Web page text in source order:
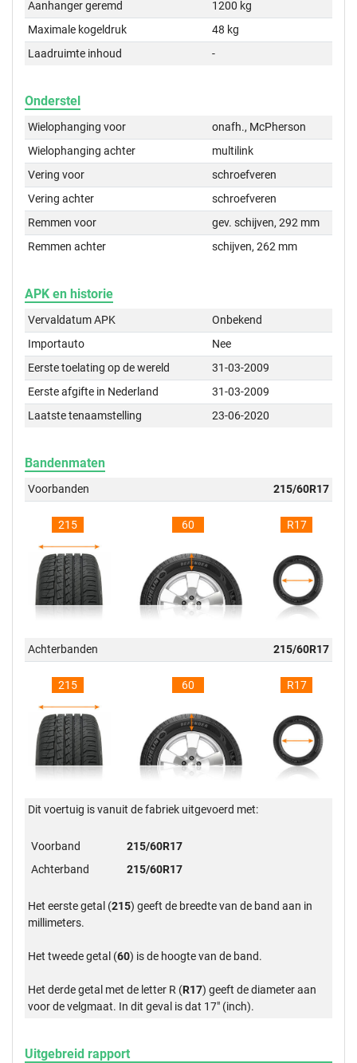
Aanhanger geremd
1200 kg
Maximale kogeldruk
48 kg
Laadruimte inhoud
-
Onderstel
Wielophanging voor
onafh., McPherson
Wielophanging achter
multilink
Vering voor
schroefveren
Vering achter
schroefveren
Remmen voor
gev. schijven, 292 mm
Remmen achter
schijven, 262 mm
APK en historie
Vervaldatum APK
Onbekend
Importauto
Nee
Eerste toelating op de wereld
31-03-2009
Eerste afgifte in Nederland
31-03-2009
Laatste tenaamstelling
23-06-2020
Bandenmaten
Voorbanden 215/60R17
215 60 R17
Achterbanden 215/60R17
215 60 R17
Dit voertuig is vanuit de fabriek uitgevoerd met:
Voorband
215/60R17
Achterband
215/60R17
Het eerste getal (215) geeft de breedte van de band aan in
millimeters.
Het tweede getal (60) is de hoogte van de band.
Het derde getal met de letter R (R17) geeft de diameter aan
voor de velgmaat. In dit geval is dat 17" (inch).
Uitgebreid rapport